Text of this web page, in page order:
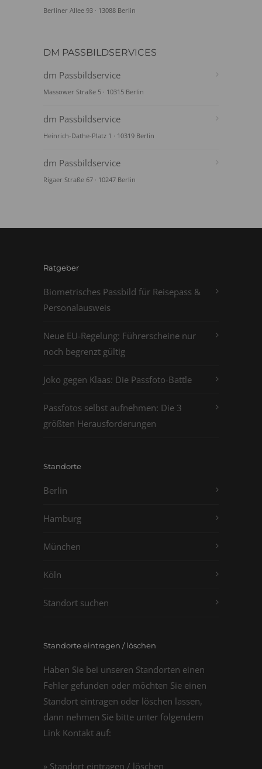
Berliner Allee 93 · 13088 Berlin
DM PASSBILDSERVICES
dm Passbildservice
Massower Straße 5 · 10315 Berlin
dm Passbildservice
Heinrich-Dathe-Platz 1 · 10319 Berlin
dm Passbildservice
Rigaer Straße 67 · 10247 Berlin
Ratgeber
Biometrisches Passbild für Reisepass &
Personalausweis
Neue EU-Regelung: Führerscheine nur
noch begrenzt gültig
Joko gegen Klaas: Die Passfoto-Battle
Passfotos selbst aufnehmen: Die 3
größten Herausforderungen
Standorte
Berlin
Hamburg
München
Köln
Standort suchen
Standorte eintragen / löschen
Haben Sie bei unseren Standorten einen
Fehler gefunden oder möchten Sie einen
Standort eintragen oder löschen lassen,
dann nehmen Sie bitte unter folgendem
Link Kontakt auf:
» Standort eintragen / löschen